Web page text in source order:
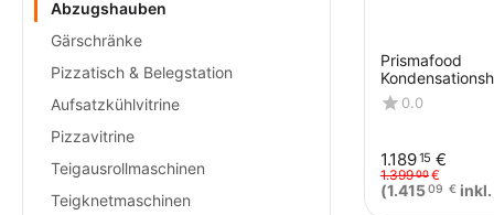
Prismafood
/ Special /
0.0
1.18915 €
1.39900€
(1.41509 €
Abzugshauben
Gärschränke
Pizzatisch & Belegstation
Aufsatzkühlvitrine
Pizzavitrine
Teigausrollmaschinen
Teigknetmaschinen